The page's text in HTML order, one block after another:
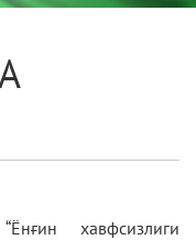
хавфсизлиги